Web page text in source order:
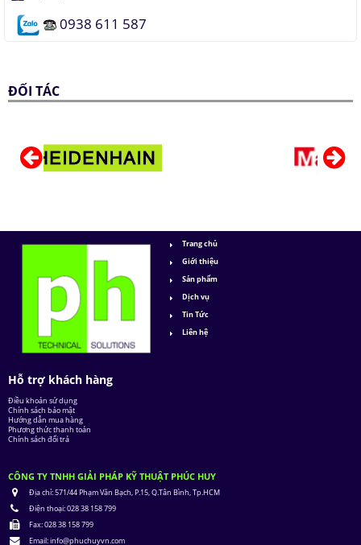
0938 611 587
ĐỐI TÁC
Trang chủ
Giới thiệu
Sản phẩm
Dịch vụ
Tin Tức
Liên hệ
Hỗ trợ khách hàng
Điều khoản sử dụng
Chính sách bảo mật
Hướng dẫn mua hàng
Phương thức thanh toán
Chính sách đổi trả
CÔNG TY TNHH GIẢI PHÁP KỸ THUẬT PHÚC HUY
Địa chỉ:571/44 Phạm Văn Bạch, P.15, Q.Tân Bình, Tp.HCM
Điện thoại:028 38 158 799
Fax:028 38 158 799
Email:info@phuchuyvn.com